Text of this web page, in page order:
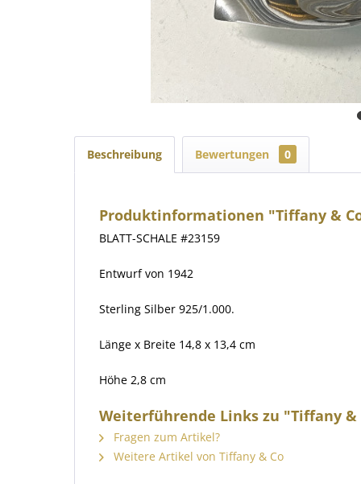
Beschreibung Bewertungen 0
Produktinformationen "Tiffany &
BLATT-SCHALE #23159
Entwurf von 1942
Sterling Silber 925/1.000.
Länge x Breite 14,8 x 13,4 cm
Höhe 2,8 cm
Weiterführende Links zu "Tiffany &
Fragen zum Artikel?
Weitere Artikel von Tiffany & Co